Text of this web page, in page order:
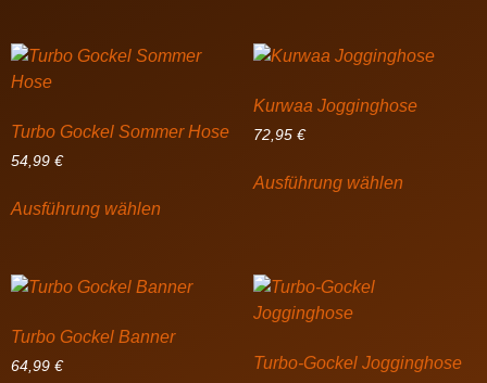
Turbo Gockel Sommer Hose
54,99 €
Ausführung wählen
Kurwaa Jogginghose
72,95 €
Ausführung wählen
Turbo Gockel Banner
64,99 € Turbo-Gockel Jogginghose